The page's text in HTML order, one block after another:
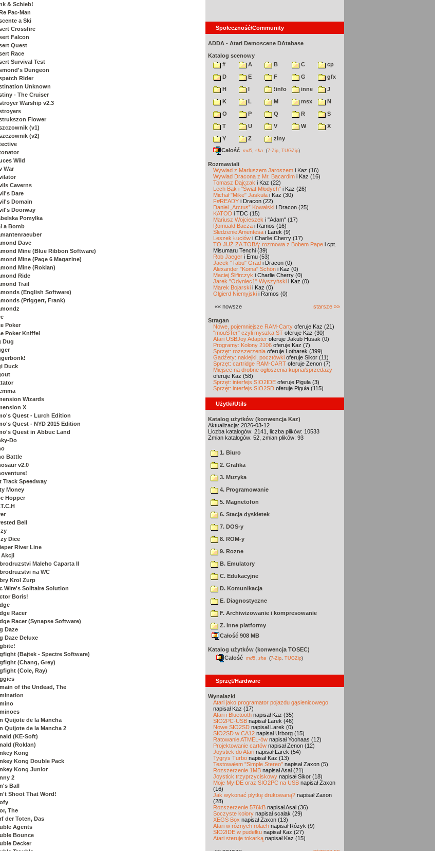
& Schieb!
Pac-Man
a Ski
Crossfire
Falcon
Quest
Race
Survival Test
Dungeon
Rider
Unknown
- The Cruiser
Warship v2.3
Flower
(v1)
(v2)
Wild
War
Caverns
Dare
Domain
Doorway
Pomylka
a Bomb
Dave
Mine (Blue Ribbon Software)
Mine (Page 6 Magazine)
Mine (Roklan)
Ride
Trail
(English Software)
(Priggert, Frank)
Poker
Poker Kniffel
Dug
Duck
Wizards
X
Quest - Lurch Edition
Quest - NYD 2015 Edition
Quest in Abbuc Land
Do
Battle
v2.0
Track Speedway
Money
Hopper
Bell
Dice
River Line
Akcji
Maleho Caparta II
na WC
Krol Zurp
Wire's Solitaire Solution
Boris!
Racer
Racer (Synapse Software)
Daze
Daze Deluxe
(Bajtek - Spectre Software)
(Chang, Grey)
(Cole, Ray)
of the Undead, The
Quijote de la Mancha
Quijote de la Mancha 2
(KE-Soft)
(Roklan)
Kong
Kong Double Pack
Kong Junior
2
Ball
Shoot That Word!
The
der Toten, Das
Agents
Bounce
Decker
Społeczność/Community
ADDA - Atari Demoscene DAtabase
Katalog scenowy
#
A B C
cp
D
E F G
gfx
H
I !info inne
J
K
L M msx
N
O
P Q R
S
T
U V W
X
Y
Z
ziny
Całość md5 sha (7-Zip TUGZip)
Rozmawiali
Wywiad z Mariuszem Jaroszem i Kaz (16)
Wywiad Dracona z Mr. Bacardim i Kaz (16)
Tomasz Dajczak i Kaz (22)
Lech Bąk i "Świat Młodych" i Kaz (26)
Michał "Mike" Jaskuła i Kaz (30)
F#READY i Dracon (22)
Daniel „Arctus” Kowalski i Dracon (25)
KATOD i TDC (15)
Mariusz Wojcieszek i "Adam" (17)
Romuald Bacza i Ramos (16)
Śledzenie Amentesa i Larek (9)
Leszek Łuciów i Charlie Cherry (17)
TO JUŻ ZA TOBĄ: rozmowa z Bobem Pape i cpt.
Misumaru Tenchi (39)
Rob Jaeger i Emu (53)
Jacek "Tabu" Grad i Dracon (0)
Alexander "Koma" Schön i Kaz (0)
Maciej Ślifirczyk i Charlie Cherry (0)
Jarek "Odyniec1" Wyszyński i Kaz (0)
Marek Bojarski i Kaz (0)
Olgierd Niemyjski i Ramos (0)
«« nowsze starsze »»
Stragan
Nowe, pojemniejsze RAM-Carty oferuje Kaz (21)
"mouSTer" czyli myszka ST oferuje Kaz (30)
Atari USBJoy Adapter oferuje Jakub Husak (0)
Programy: Kolony 2106 oferuje Kaz (7)
Sprzęt: rozszerzenia oferuje Lotharek (399)
Gadżety: naklejki, pocztówki oferuje Sikor (11)
Sprzęt: cartridge RAM-CART oferuje Zenon (7)
Miejsce na drobne ogłoszenia kupna/sprzedaży
oferuje Kaz (58)
Sprzęt: interfejs SIO2IDE oferuje Piguła (3)
Sprzęt: interfejs SIO2SD oferuje Piguła (115)
Użytki/Utils
Katalog użytków (konwencja Kaz)
Aktualizacja: 2026-03-12
Liczba katalogów: 2141, liczba plików: 10533
Zmian katalogów: 52, zmian plików: 93
1. Biuro
2. Grafika
3. Muzyka
4. Programowanie
5. Magnetofon
6. Stacja dyskietek
7. DOS-y
8. ROM-y
9. Rozne
B. Emulatory
C. Edukacyjne
D. Komunikacja
E. Diagnostyczne
F. Archiwizowanie i kompresowanie
Z. Inne platformy
Całość 908 MB
Katalog użytków (konwencja TOSEC)
Całość md5 sha (7-Zip TUGZip)
Sprzęt/Hardware
Wynalazki
Atari jako programator pojazdu gąsienicowego
napisał Kaz (17)
Atari i Bluetooth napisał Kaz (35)
SIO2PC-USB napisał Larek (46)
Nowe SIO2SD napisał Larek (0)
SIO2SD w CA12 napisał Urborg (15)
Ratowanie ATMEL-ów napisał Yoohaas (12)
Projektowanie cartów napisał Zenon (12)
Joystick do Atari napisał Larek (54)
Tygrys Turbo napisał Kaz (13)
Testowałem "Simple Stereo" napisał Zaxon (5)
Rozszerzenie 1MB napisał Asal (21)
Joystick trzyprzyciskowy napisał Sikor (18)
Moje MyIDE oraz SIO2PC na USB napisał Zaxon
(16)
Jak wykonać płytkę drukowaną? napisał Zaxon
(28)
Rozszerzenie 576kB napisał Asal (36)
Soczyste kolory napisał scalak (29)
XEGS Box napisał Zaxon (13)
Atari w różnych rolach napisał Różyk (9)
SIO2IDE w pudełku napisał Kaz (27)
Atari steruje tokarką napisał Kaz (15)